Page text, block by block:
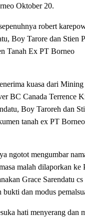
Oktober 20.
robert
Boy Tarore dan Stien
Tanah Ex PT Borneo
kuasa dari
BC Canada Terrence
Boy Taroreh dan
tanah ex PT
ngotot mengumbar
malah dilaporkan ke
Grace Sarendatu cs
bukti dan modus
hati menyerang dan